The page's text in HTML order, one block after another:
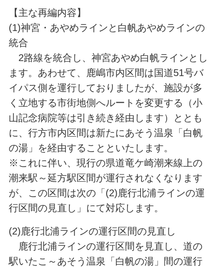
【主な再編内容】
(1)神宮・あやめラインと白帆あやめラインの
統合
2路線を統合し、神宮あやめ白帆ラインとし
ます。あわせて、鹿嶋市内区間は国道51号バ
イパス側を運行しておりましたが、施設が多
く立地する市街地側へルートを変更する（小
山記念病院等は引き続き経由します）ととも
に、行方市内区間は新たにあそう温泉「白帆
の湯」を経由することといたします。
※これに伴い、現行の県道竜ケ崎潮来線上の
潮来駅～延方駅区間が運行されなくなります
が、この区間は次の「(2)鹿行北浦ラインの運
行区間の見直し」にて対応します。
(2)鹿行北浦ラインの運行区間の見直し
鹿行北浦ラインの運行区間を見直し、道の
駅いたこ～あそう温泉「白帆の湯」間の運行